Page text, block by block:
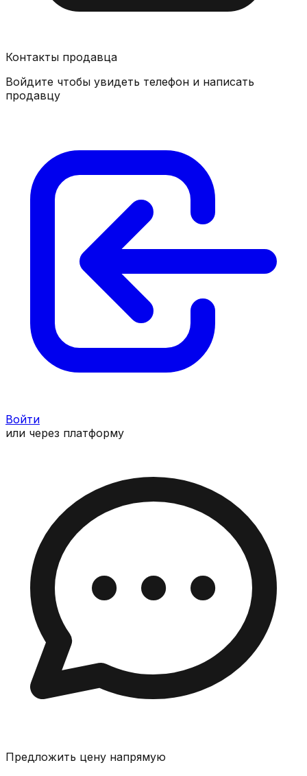
Контакты продавца
Войдите чтобы увидеть телефон и написать
продавцу
Войти
или через платформу
Предложить цену напрямую